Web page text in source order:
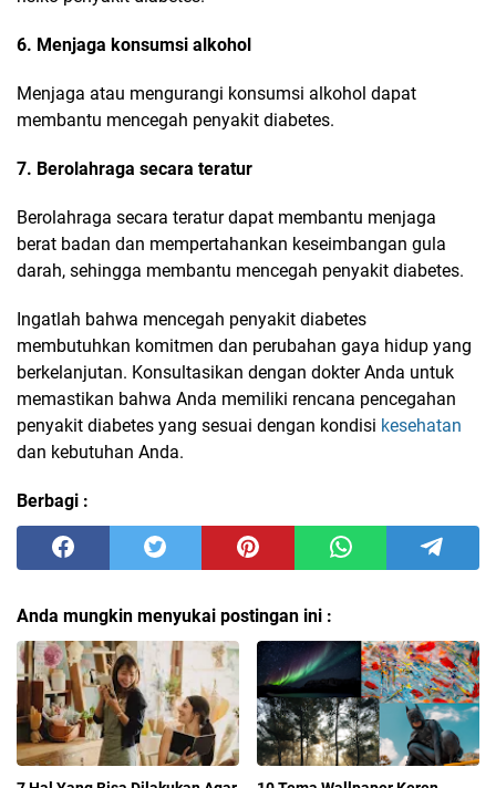
6. Menjaga konsumsi alkohol
Menjaga atau mengurangi konsumsi alkohol dapat
membantu mencegah penyakit diabetes.
7. Berolahraga secara teratur
Berolahraga secara teratur dapat membantu menjaga
berat badan dan mempertahankan keseimbangan gula
darah, sehingga membantu mencegah penyakit diabetes.
Ingatlah bahwa mencegah penyakit diabetes
membutuhkan komitmen dan perubahan gaya hidup yang
berkelanjutan. Konsultasikan dengan dokter Anda untuk
memastikan bahwa Anda memiliki rencana pencegahan
penyakit diabetes yang sesuai dengan kondisi kesehatan
dan kebutuhan Anda.
Berbagi :
Anda mungkin menyukai postingan ini :